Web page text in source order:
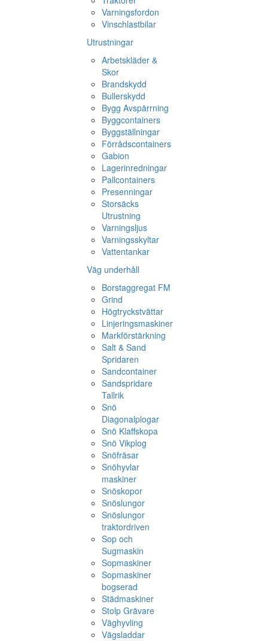
Varningsfordon
Vinschlastbilar
Utrustningar
Arbetskläder &
Skor
Brandskydd
Bullerskydd
Bygg Avspärrning
Byggcontainers
Byggställningar
Förrådscontainers
Gabion
Lagerinredningar
Pallcontainers
Presenningar
Storsäcks
Utrustning
Varningsljus
Varningsskyltar
Vattentankar
Väg underhåll
Borstaggregat FM
Grind
Högtryckstvättar
Linjeringsmaskiner
Markförstärkning
Salt & Sand
Spridaren
Sandcontainer
Sandspridare
Tallrik
Snö
Diagonalplogar
Snö Klaffskopa
Snö Vikplog
Snöfräsar
Snöhyvlar
maskiner
Snöskopor
Snöslungor
Snöslungor
traktordriven
Sop och
Sugmaskin
Sopmaskiner
Sopmaskiner
bogserad
Städmaskiner
Stolp Grävare
Väghyvling
Vägsladdar